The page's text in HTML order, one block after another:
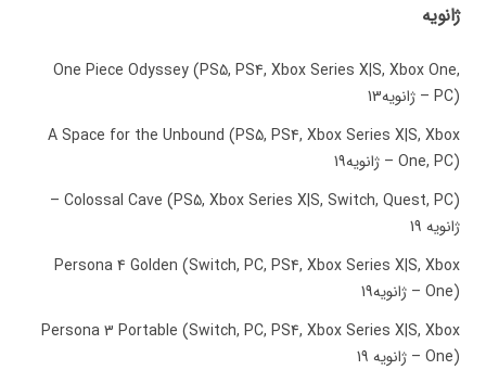
ژانویه
One Piece Odyssey (PS5, PS4, Xbox Series X|S, Xbox One,
PC) – ژانویه13
A Space for the Unbound (PS5, PS4, Xbox Series X|S, Xbox
One, PC) – ژانویه19
Colossal Cave (PS5, Xbox Series X|S, Switch, Quest, PC) –
ژانویه 19
Persona 4 Golden (Switch, PC, PS4, Xbox Series X|S, Xbox
One) – ژانویه19
Persona 3 Portable (Switch, PC, PS4, Xbox Series X|S, Xbox
One) – ژانویه 19